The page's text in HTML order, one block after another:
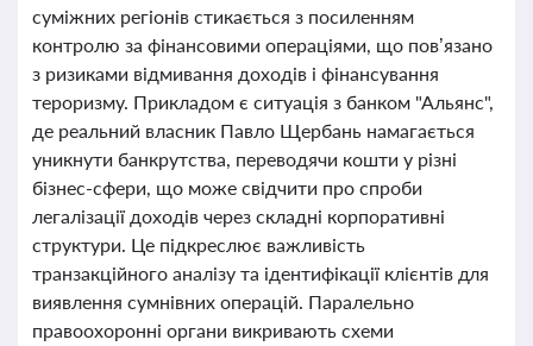
суміжних регіонів стикається з посиленням
контролю за фінансовими операціями, що пов’язано
з ризиками відмивання доходів і фінансування
тероризму. Прикладом є ситуація з банком "Альянс",
де реальний власник Павло Щербань намагається
уникнути банкрутства, переводячи кошти у різні
бізнес-сфери, що може свідчити про спроби
легалізації доходів через складні корпоративні
структури. Це підкреслює важливість
транзакційного аналізу та ідентифікації клієнтів для
виявлення сумнівних операцій. Паралельно
правоохоронні органи викривають схеми